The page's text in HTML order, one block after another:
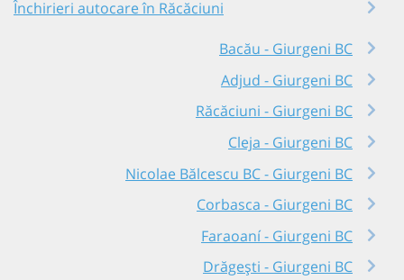
Închirieri autocare în Răcăciuni
Bacău - Giurgeni BC
Adjud - Giurgeni BC
Răcăciuni - Giurgeni BC
Cleja - Giurgeni BC
Nicolae Bălcescu BC - Giurgeni BC
Corbasca - Giurgeni BC
Faraoaní - Giurgeni BC
Drăgești - Giurgeni BC